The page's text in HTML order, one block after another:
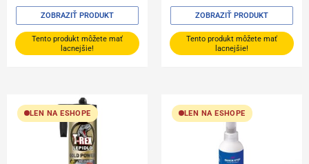
Tento produkt môžete mať
lacnejšie!
ZOBRAZIŤ PRODUKT
Tento produkt môžete mať
lacnejšie!
ZOBRAZIŤ PRODUKT
LEN NA ESHOPE LEN NA ESHOPE